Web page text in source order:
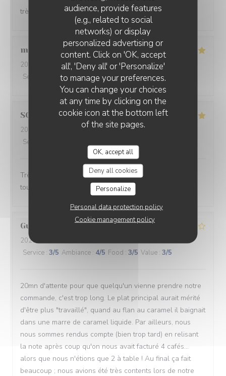
audience, provide features
(e.g., related to social
networks) or display
personalized advertising or
content. Click on 'OK, accept
all', 'Deny all' or 'Personalize'
to manage your preferences.
You can change your choices
at any time by clicking on the
cookie icon at the bottom left
of the site pages.
OK, accept all
Deny all cookies
Personalize
Personal data protection policy
Cookie management policy
très bon repas et surtout terrasse très agréable
magaly
2026-07-24
- 20:45 - Guests 4
Service
Ambiance: 5 /5 Food:5/5 Value: 5
SOPHIE
2026-07-22
- 19:45 - Guests 2
Service
Très bon dîner. Accueil très sympathique. Terrasse
toujours aussi agréable.
Guy
2026-07-16
Service : 3/5 Ambiance : 4/5 Food : 3/5 Value : 3/5
20mn d'attente pour que quelqu'un vienne prendre notre
commande, c'est trop long. Le plat principal aurait mérité
d'être plus "travaillé", quand au flan au caramel il baignait
dans une marre de caramel liquide. Par ailleurs, nous
nous sommes rendus compte (bien trop tard) en relisant
la note après coup qu'on nous avait facturé 4 cafés...
alors que nous n'étions que 2 à table ! Au final ça fait
beaucoup ; nous avions été très contents lors de notre